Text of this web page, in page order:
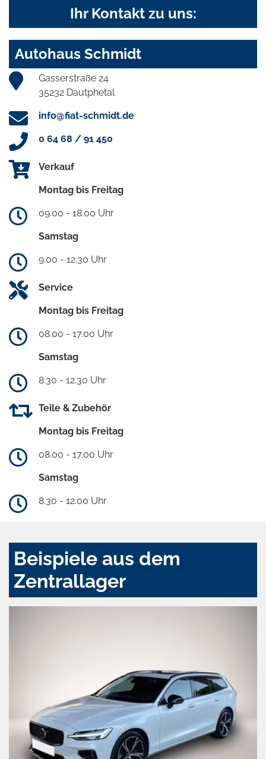
Ihr Kontakt zu uns:
Autohaus Schmidt
Gasserstraße 24
35232 Dautphetal
info@fiat-schmidt.de
0 64 68 / 91 450
Verkauf
Montag bis Freitag
09.00 - 18.00 Uhr
Samstag
9.00 - 12.30 Uhr
Service
Montag bis Freitag
08.00 - 17.00 Uhr
Samstag
8.30 - 12.30 Uhr
Teile & Zubehör
Montag bis Freitag
08.00 - 17.00 Uhr
Samstag
8.30 - 12.00 Uhr
Beispiele aus dem
Zentrallager